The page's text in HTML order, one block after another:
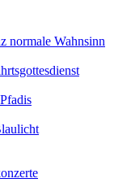
normale Wahnsinn